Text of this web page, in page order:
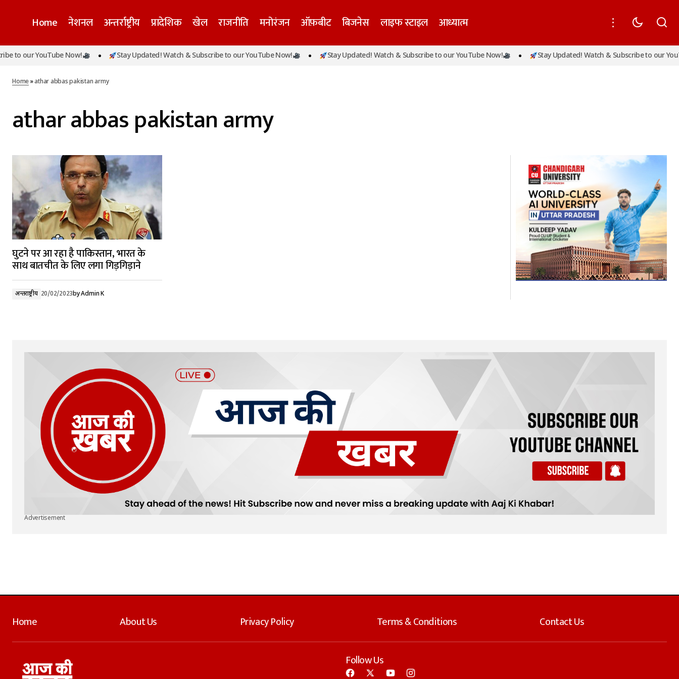
Home नेशनल अन्तर्राष्ट्रीय प्रादेशिक खेल राजनीति मनोरंजन ऑफ़बीट बिजनेस लाइफ स्टाइल आध्यात्म
to our YouTube Now! Stay Updated! Watch & Subscribe to our YouTube Now! Stay Updated! Watch & Subscribe to our YouTube Now! Stay Updated! Watch & Subscribe to our
Home»athar abbas pakistan army
athar abbas pakistan army
घुटने पर आ रहा है पाकिस्तान, भारत के
साथ बातचीत के लिए लगा गिड़गिड़ाने
अन्तर्राष्ट्रीय 20/02/2023byAdmin K
Advertisement
Home About Us Privacy Policy Terms & Conditions Contact Us
Follow Us